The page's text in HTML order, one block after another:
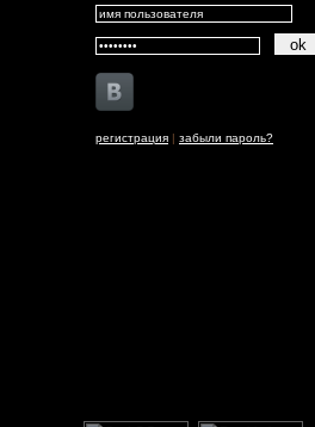
регистрация | забыли пароль?